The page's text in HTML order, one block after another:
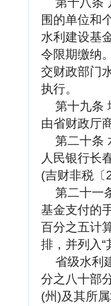
围的单位和
水利建设基
令限期缴纳
交财政部门
执行。
第十九条
由省财政厅
第二十条
人民银行长
(吉财非税〔
第二十一
基金支付的
百分之五计
排，并列入
省级水利
分之八十部
(州)及其所